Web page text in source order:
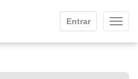
Entrar